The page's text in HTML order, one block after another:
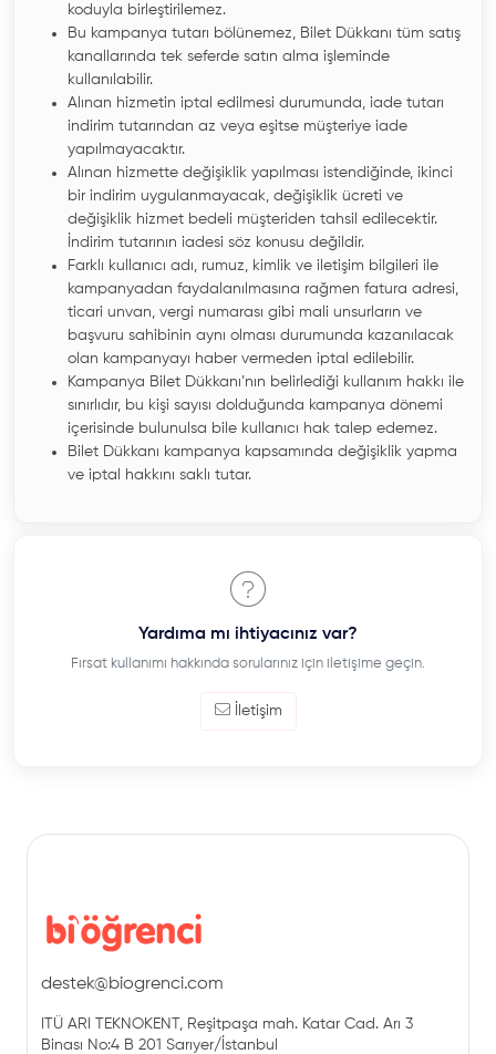
koduyla birleştirilemez.
Bu kampanya tutarı bölünemez, Bilet Dükkanı tüm satış
kanallarında tek seferde satın alma işleminde
kullanılabilir.
Alınan hizmetin iptal edilmesi durumunda, iade tutarı
indirim tutarından az veya eşitse müşteriye iade
yapılmayacaktır.
Alınan hizmette değişiklik yapılması istendiğinde, ikinci
bir indirim uygulanmayacak, değişiklik ücreti ve
değişiklik hizmet bedeli müşteriden tahsil edilecektir.
İndirim tutarının iadesi söz konusu değildir.
Farklı kullanıcı adı, rumuz, kimlik ve iletişim bilgileri ile
kampanyadan faydalanılmasına rağmen fatura adresi,
ticari unvan, vergi numarası gibi mali unsurların ve
başvuru sahibinin aynı olması durumunda kazanılacak
olan kampanyayı haber vermeden iptal edilebilir.
Kampanya Bilet Dükkanı’nın belirlediği kullanım hakkı ile
sınırlıdır, bu kişi sayısı dolduğunda kampanya dönemi
içerisinde bulunulsa bile kullanıcı hak talep edemez.
Bilet Dükkanı kampanya kapsamında değişiklik yapma
ve iptal hakkını saklı tutar.
Yardıma mı ihtiyacınız var?
Fırsat kullanımı hakkında sorularınız için iletişime geçin.
İletişim
destek@biogrenci.com
ITÜ ARI TEKNOKENT, Reşitpaşa mah. Katar Cad. Arı 3
Binası No:4 B 201 Sarıyer/İstanbul